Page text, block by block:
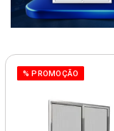
% PROMOÇÃO